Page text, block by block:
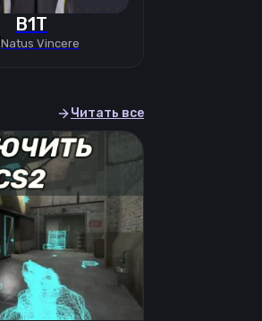
B1T
Natus Vincere
Читать все